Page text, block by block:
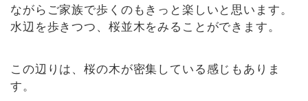
ながらご家族で歩くのもきっと楽しいと思います。
水辺を歩きつつ、桜並木をみることができます。
この辺りは、桜の木が密集している感じもありま
す。